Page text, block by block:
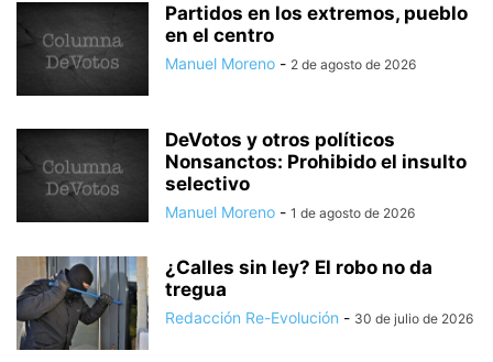
Partidos en los extremos, pueblo
en el centro
Manuel Moreno - 2 de agosto de 2026
DeVotos y otros políticos
Nonsanctos: Prohibido el insulto
selectivo
Manuel Moreno - 1 de agosto de 2026
¿Calles sin ley? El robo no da
tregua
Redacción Re-Evolución - 30 de julio de 2026